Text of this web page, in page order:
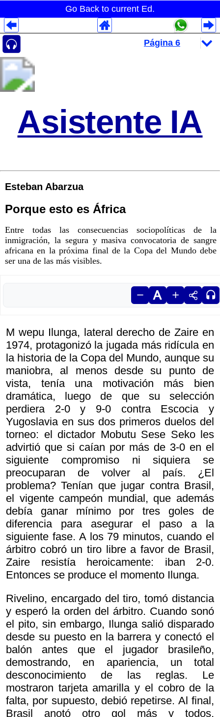
Go Back to current Ed.
Asistente IA
Esteban Abarzua
Porque esto es África
Entre todas las consecuencias sociopolíticas de la
inmigración, la segura y masiva convocatoria de sangre
africana en la próxima final de la Copa del Mundo debe
ser una de las más visibles.
M wepu Ilunga, lateral derecho de Zaire en
1974, protagonizó la jugada más ridícula en
la historia de la Copa del Mundo, aunque su
maniobra, al menos desde su punto de
vista, tenía una motivación más bien
dramática, luego de que su selección
perdiera 2-0 y 9-0 contra Escocia y
Yugoslavia en sus dos primeros duelos del
torneo: el dictador Mobutu Sese Seko les
advirtió que si caían por más de 3-0 en el
siguiente compromiso ni siquiera se
preocuparan de volver al país. ¿El
problema? Tenían que jugar contra Brasil,
el vigente campeón mundial, que además
debía ganar mínimo por tres goles de
diferencia para asegurar el paso a la
siguiente fase. A los 79 minutos, cuando el
árbitro cobró un tiro libre a favor de Brasil,
Zaire resistía heroicamente: iban 2-0.
Entonces se produce el momento Ilunga.
Rivelino, encargado del tiro, tomó distancia
y esperó la orden del árbitro. Cuando sonó
el pito, sin embargo, Ilunga salió disparado
desde su puesto en la barrera y conectó el
balón antes que el jugador brasileño,
demostrando, en apariencia, un total
desconocimiento de las reglas. Le
mostraron tarjeta amarilla y el cobro de la
falta, por supuesto, debió repetirse. Al final,
Brasil anotó otro gol más y todos,
Despliegues Analytics
Despliegues Totales
Despliegues por Rubros